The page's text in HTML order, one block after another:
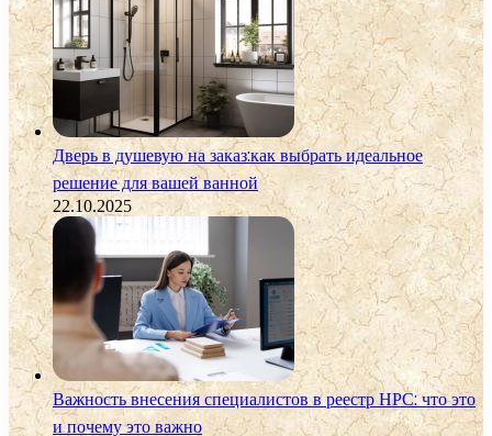
Дверь в душевую на заказ:как выбрать идеальное
решение для вашей ванной
22.10.2025
Важность внесения специалистов в реестр НРС: что это
и почему это важно